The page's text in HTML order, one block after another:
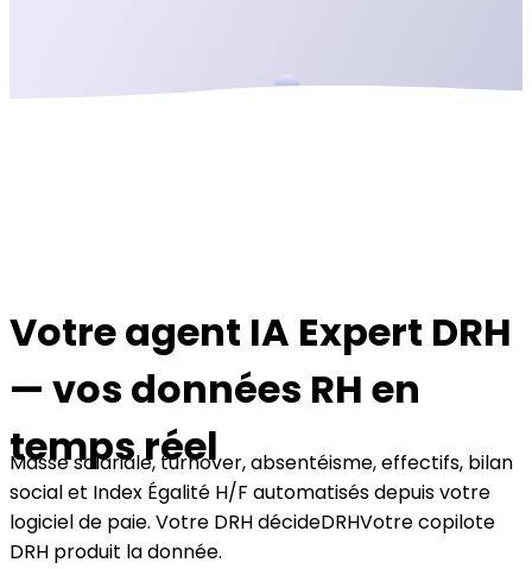
Votre agent IA Expert DRH
— vos données RH en
temps réel
Masse salariale, turnover, absentéisme, effectifs, bilan
social et Index Égalité H/F automatisés depuis votre
logiciel de paie. Votre DRH décideDRHVotre copilote
DRH produit la donnée.